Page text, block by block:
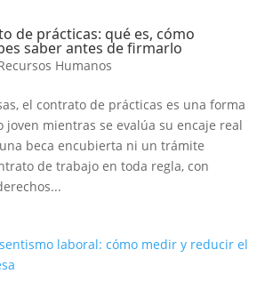
de prácticas: qué es, cómo
saber antes de firmarlo
Humanos
el contrato de prácticas es una forma
mientras se evalúa su encaje real
beca encubierta ni un trámite
de trabajo en toda regla, con